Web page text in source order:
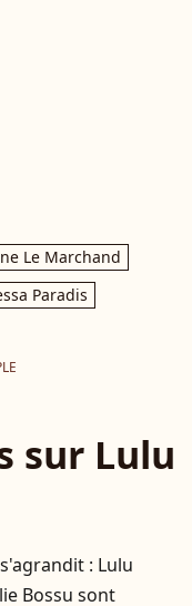
Le Marchand
Paradis
sur Lulu
: Lulu
Bossu sont